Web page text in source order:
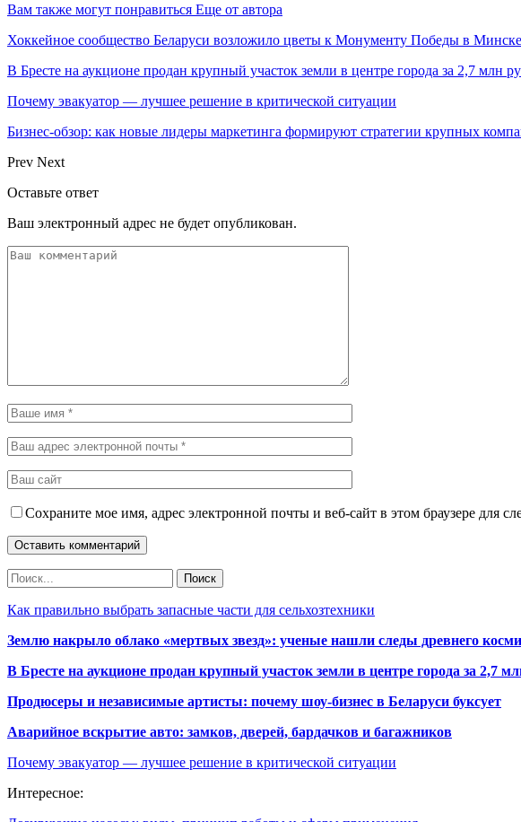
Вам также могут понравиться Еще от автора
Хоккейное сообщество Беларуси возложило цветы к Монументу Победы в Минске
В Бресте на аукционе продан крупный участок земли в центре города за 2,7 млн
Почему эвакуатор — лучшее решение в критической ситуации
Бизнес-обзор: как новые лидеры маркетинга формируют стратегии крупных
Prev Next
Оставьте ответ
Ваш электронный адрес не будет опубликован.
Сохраните мое имя, адрес электронной почты и веб-сайт в этом браузере для
Как правильно выбрать запасные части для сельхозтехники
Землю накрыло облако «мертвых звезд»: ученые нашли следы древнего
В Бресте на аукционе продан крупный участок земли в центре города за 2,7
Продюсеры и независимые артисты: почему шоу-бизнес в Беларуси буксует
Аварийное вскрытие авто: замков, дверей, бардачков и багажников
Почему эвакуатор — лучшее решение в критической ситуации
Интересное: